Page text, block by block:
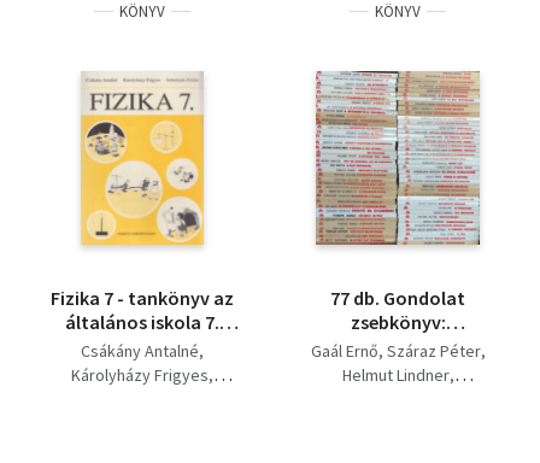
Tankönyv, segédkönyv
Társadalomtudomány
Természettudomány
Történelem
KÖNYV
Fizika 7 - tankönyv az
általános iskola 7.
osztálya számára
Csákány Antalné
Károlyházy Frigyes
KÖNYV
77 db. Gondolat
zsebkönyv:
Atomenergia,
Ökológiai zsebkönyv,
Gaál Ernő Száraz Péter
Helmut Lindner